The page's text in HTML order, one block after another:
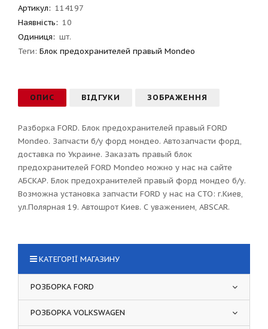
Артикул: 114197
Наявність: 10
Одиниця: шт.
Теги: Блок предохранителей правый Mondeo
ОПИС ВІДГУКИ ЗОБРАЖЕННЯ
Разборка FORD. Блок предохранителей правый FORD
Mondeo. Запчасти б/у форд мондео. Автозапчасти форд,
доставка по Украине. Заказать правый блок
предохранителей FORD Mondeo можно у нас на сайте
АБСКАР. Блок предохранителей правый форд мондео б/у.
Возможна установка запчасти FORD у нас на СТО: г.Киев,
ул.Полярная 19. Автошрот Киев. С уважением, ABSCAR.
КАТЕГОРІЇ МАГАЗИНУ
РОЗБОРКА FORD
РОЗБОРКА VOLKSWAGEN